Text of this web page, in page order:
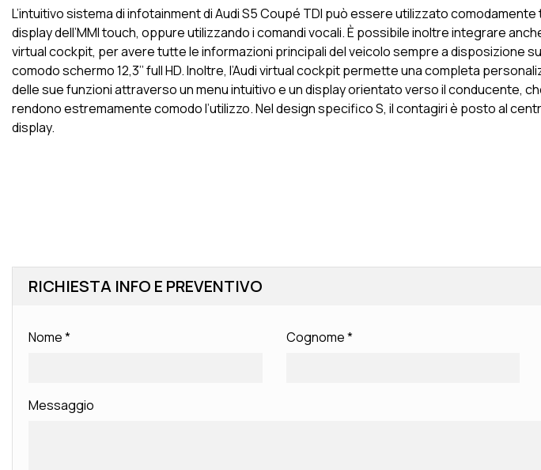
L’intuitivo sistema di infotainment di Audi S5 Coupé TDI può essere utilizzato comodamente
display dell’MMI touch, oppure utilizzando i comandi vocali. È possibile inoltre integrare anche
virtual cockpit, per avere tutte le informazioni principali del veicolo sempre a disposizione
comodo schermo 12,3’’ full HD. Inoltre, l’Audi virtual cockpit permette una completa
delle sue funzioni attraverso un menu intuitivo e un display orientato verso il conducente,
rendono estremamente comodo l’utilizzo. Nel design specifico S, il contagiri è posto al
display.
RICHIESTA INFO E PREVENTIVO
Nome* Cognome*
Messaggio